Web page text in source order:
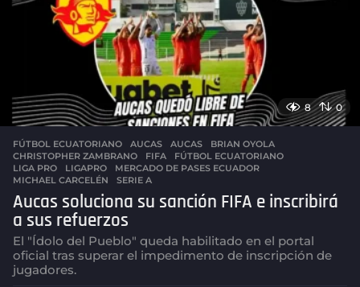
a
g
o
8 0
FÚTBOL ECUATORIANO ,AUCAS AUCAS ,BRIAN OYOLA
CHRISTOPHER ZAMBRANO
,FIFA ,FÚTBOL ECUATORIANO
LIGA PRO
,LIGAPRO ,MERCADO DE PASES ECUADOR
MICHAEL CARCELÉN
,SERIE A
Aucas soluciona su sanción FIFA e inscribirá
a sus refuerzos
El "Ídolo del Pueblo" queda habilitado en el portal
oficial tras superar el impedimento de inscripción de
jugadores.